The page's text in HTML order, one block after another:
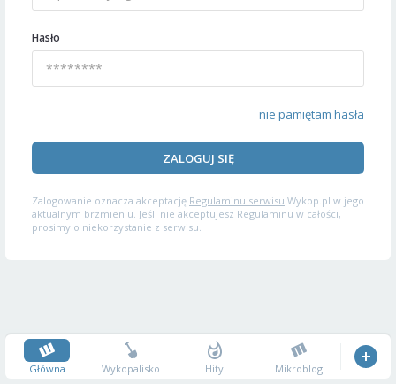
Hasło
nie pamiętam hasła
ZALOGUJ SIĘ
Zalogowanie oznacza akceptację Regulaminu serwisu Wykop.pl w jego
aktualnym brzmieniu. Jeśli nie akceptujesz Regulaminu w całości,
prosimy o niekorzystanie z serwisu.
Główna Wykopalisko Hity Mikroblog